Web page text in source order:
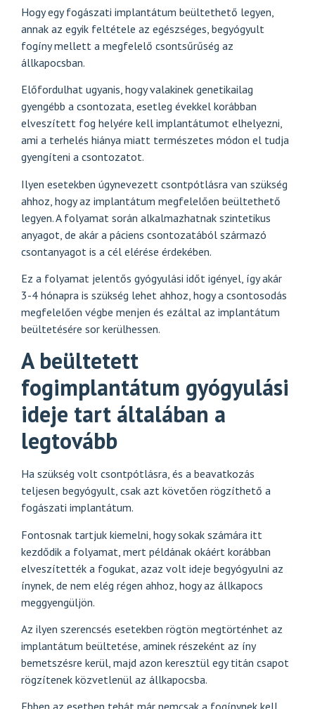
Hogy egy fogászati implantátum beültethető legyen,
annak az egyik feltétele az egészséges, begyógyult
fogíny mellett a megfelelő csontsűrűség az
állkapocsban.
Előfordulhat ugyanis, hogy valakinek genetikailag
gyengébb a csontozata, esetleg évekkel korábban
elveszített fog helyére kell implantátumot elhelyezni,
ami a terhelés hiánya miatt természetes módon el tudja
gyengíteni a csontozatot.
Ilyen esetekben úgynevezett csontpótlásra van szükség
ahhoz, hogy az implantátum megfelelően beültethető
legyen. A folyamat során alkalmazhatnak szintetikus
anyagot, de akár a páciens csontozatából származó
csontanyagot is a cél elérése érdekében.
Ez a folyamat jelentős gyógyulási időt igényel, így akár
3-4 hónapra is szükség lehet ahhoz, hogy a csontosodás
megfelelően végbe menjen és ezáltal az implantátum
beültetésére sor kerülhessen.
A beültetett
fogimplantátum gyógyulási
ideje tart általában a
legtovább
Ha szükség volt csontpótlásra, és a beavatkozás
teljesen begyógyult, csak azt követően rögzíthető a
fogászati implantátum.
Fontosnak tartjuk kiemelni, hogy sokak számára itt
kezdődik a folyamat, mert példának okáért korábban
elveszítették a fogukat, azaz volt ideje begyógyulni az
ínynek, de nem elég régen ahhoz, hogy az állkapocs
meggyengüljön.
Az ilyen szerencsés esetekben rögtön megtörténhet az
implantátum beültetése, aminek részeként az íny
bemetszésre kerül, majd azon keresztül egy titán csapot
rögzítenek közvetlenül az állkapocsba.